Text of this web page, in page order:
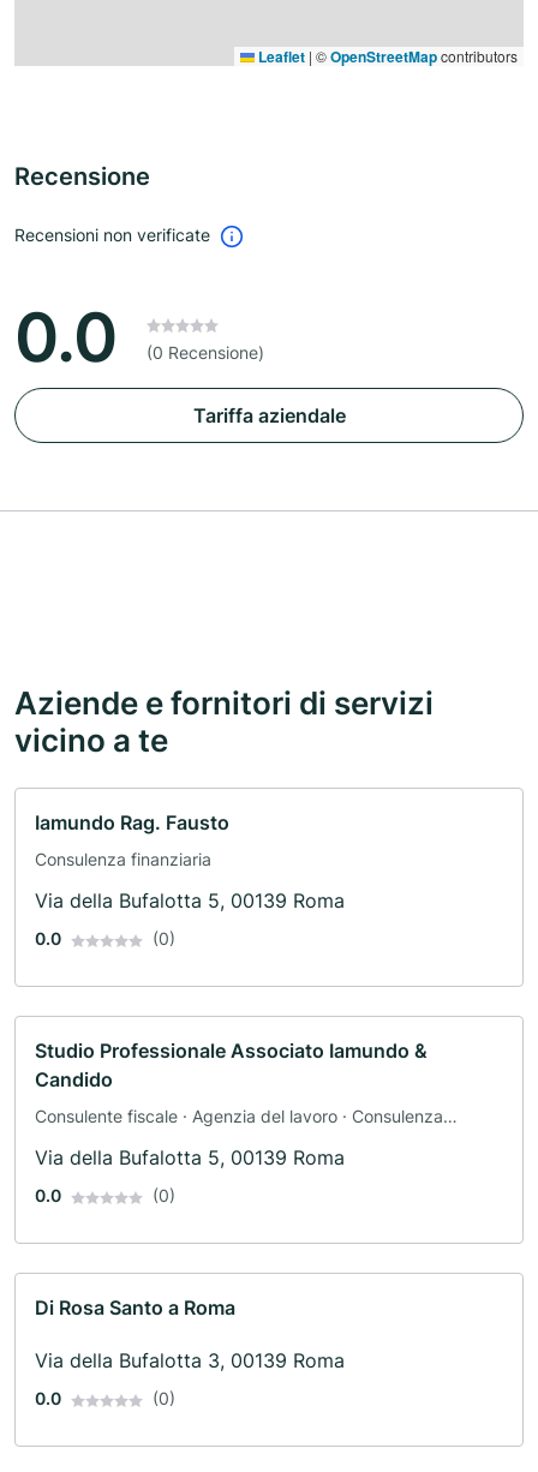
Leaflet | ©OpenStreetMapcontributors
Recensione
Recensioni non verificate
0.0 (0 Recensione)
Tariffa aziendale
Aziende e fornitori di servizi
vicino a te
Iamundo Rag. Fausto
Consulenza finanziaria
Via della Bufalotta 5, 00139 Roma
0.0 (0)
Studio Professionale Associato Iamundo &
Candido
Consulente fiscale · Agenzia del lavoro · Consulenza
dei redditi
Via della Bufalotta 5, 00139 Roma
0.0 (0)
Di Rosa Santo a Roma
Via della Bufalotta 3, 00139 Roma
0.0 (0)